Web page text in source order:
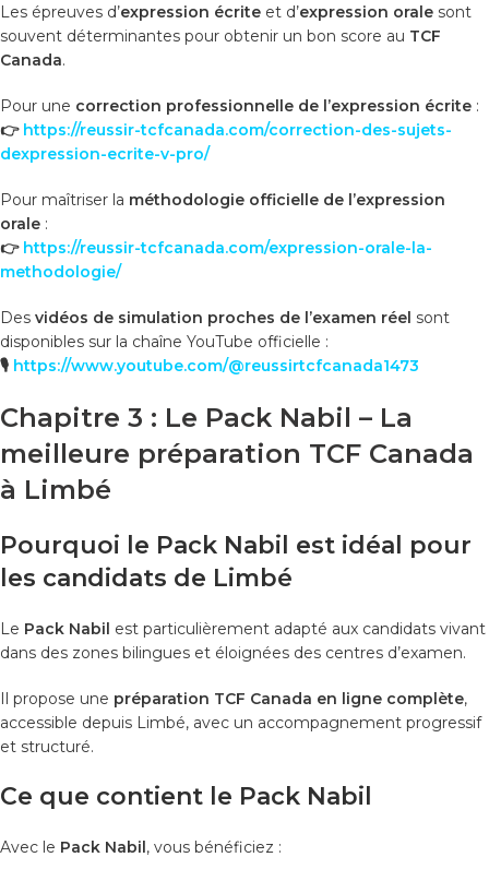
Les épreuves d’expression écrite et d’expression orale sont
souvent déterminantes pour obtenir un bon score au TCF
Canada.
Pour une correction professionnelle de l’expression écrite :
👉 https://reussir-tcfcanada.com/correction-des-sujets-
dexpression-ecrite-v-pro/
Pour maîtriser la méthodologie officielle de l’expression
orale :
👉 https://reussir-tcfcanada.com/expression-orale-la-
methodologie/
Des vidéos de simulation proches de l’examen réel sont
disponibles sur la chaîne YouTube officielle :
🎙️ https://www.youtube.com/@reussirtcfcanada1473
Chapitre 3 : Le Pack Nabil – La
meilleure préparation TCF Canada
à Limbé
Pourquoi le Pack Nabil est idéal pour
les candidats de Limbé
Le Pack Nabil est particulièrement adapté aux candidats vivant
dans des zones bilingues et éloignées des centres d’examen.
Il propose une préparation TCF Canada en ligne complète,
accessible depuis Limbé, avec un accompagnement progressif
et structuré.
Ce que contient le Pack Nabil
Avec le Pack Nabil, vous bénéficiez :